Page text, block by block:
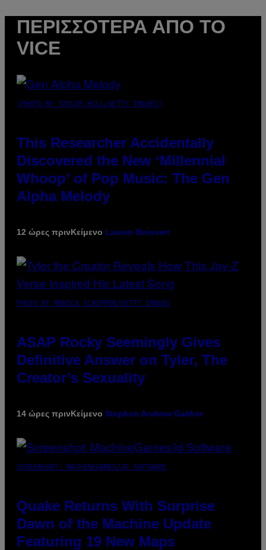
ΠΕΡΙΣΣΌΤΕΡΑ ΑΠΌ ΤΟ
VICE
(PHOTO BY TAYLOR HILL/GETTY IMAGES)
This Researcher Accidentally
Discovered the New ‘Millennial
Whoop’ of Pop Music: The Gen
Alpha Melody
12 ώρες πρινΚείμενο Lauren Boisvert
PHOTO BY MONICA SCHIPPER/GETTY IMAGES
ASAP Rocky Seemingly Gives
Definitive Answer on Tyler, The
Creator’s Sexuality
14 ώρες πρινΚείμενο Stephen Andrew Galiher
SCREENSHOT: MACHINEGAMES/ID SOFTWARE
Quake Returns With Surprise
Dawn of the Machine Update
Featuring 19 New Maps